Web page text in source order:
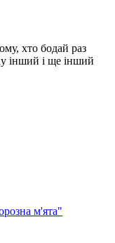
хто бодай раз
інший і ще інший